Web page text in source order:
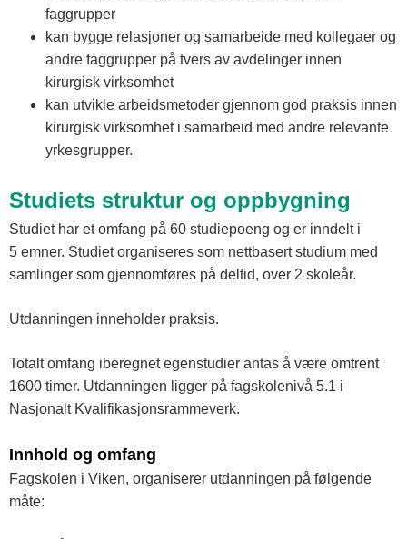
faggrupper
kan bygge relasjoner og samarbeide med kollegaer og
andre faggrupper på tvers av avdelinger innen
kirurgisk virksomhet
kan utvikle arbeidsmetoder gjennom god praksis innen
kirurgisk virksomhet i samarbeid med andre relevante
yrkesgrupper.
Studiets struktur og oppbygning
Studiet har et omfang på 60 studiepoeng og er inndelt i
5 emner. Studiet organiseres som nettbasert studium med
samlinger som gjennomføres på deltid, over 2 skoleår.
Utdanningen inneholder praksis.
Totalt omfang iberegnet egenstudier antas å være omtrent
1600 timer. Utdanningen ligger på fagskolenivå 5.1 i
Nasjonalt Kvalifikasjonsrammeverk.
Innhold og omfang
Fagskolen i Viken, organiserer utdanningen på følgende
måte: